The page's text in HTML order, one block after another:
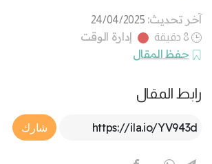
آخر تحديث: 24/04/2025
8 دقيقة
إدارة الوقت
حفظ المقال
رابط المقال
Article Link
شارك